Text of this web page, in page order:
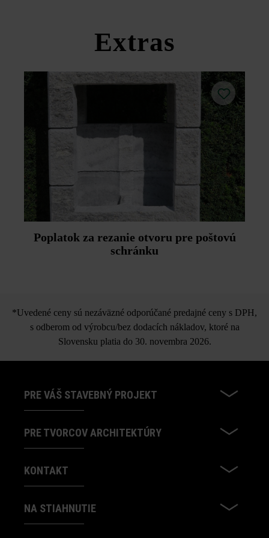
Extras
Poplatok za rezanie otvoru pre poštovú
schránku
*Uvedené ceny sú nezáväzné odporúčané predajné ceny s DPH,
s odberom od výrobcu/bez dodacích nákladov, ktoré na
Slovensku platia do 30. novembra 2026.
PRE VÁŠ STAVEBNÝ PROJEKT
PRE TVORCOV ARCHITEKTÚRY
KONTAKT
NA STIAHNUTIE